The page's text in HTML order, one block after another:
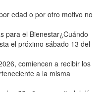
edad o por otro motivo no
para el Bienestar¿Cuándo
el próximo sábado 13 del
comiencen a recibir los
a la misma